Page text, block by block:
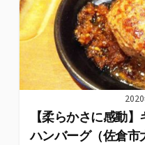
【柔らかさに感動
ハンバーグ（佐倉市